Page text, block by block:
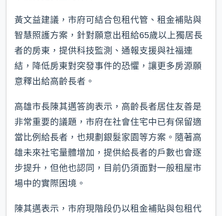
黃文益建議，市府可結合包租代管、租金補貼與
智慧照護方案，針對願意出租給65歲以上獨居長
者的房東，提供科技監測、通報支援與社福連
結，降低房東對突發事件的恐懼，讓更多房源願
意釋出給高齡長者。
高雄市長陳其邁答詢表示，高齡長者居住友善是
非常重要的議題，市府在社會住宅中已有保留適
當比例給長者，也規劃銀髮家園等方案。隨著高
雄未來社宅量體增加，提供給長者的戶數也會逐
步提升，但他也認同，目前仍須面對一般租屋市
場中的實際困境。
陳其邁表示，市府現階段仍以租金補貼與包租代